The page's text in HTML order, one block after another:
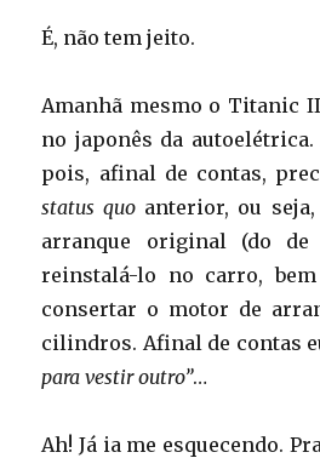
É, não tem jeito.
Amanhã mesmo o Titanic
no japonês da autoelétrica.
pois, afinal de contas,
status quo anterior, ou
arranque original (do
reinstalá-lo no carro,
consertar o motor de
cilindros. Afinal de contas
para vestir outro”…
Ah! Já ia me esquecendo.